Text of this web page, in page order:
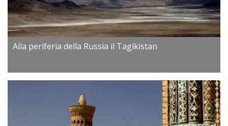
Alla periferia della Russia il Tagikistan